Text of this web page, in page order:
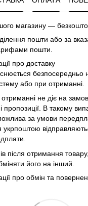
магазину —
пошти або за
пошти.
про доставку
безпосередньо
або при отриманні.
не діє на
пропозиції. В такому
за умови
після отримання
його на інший.
про обмін та